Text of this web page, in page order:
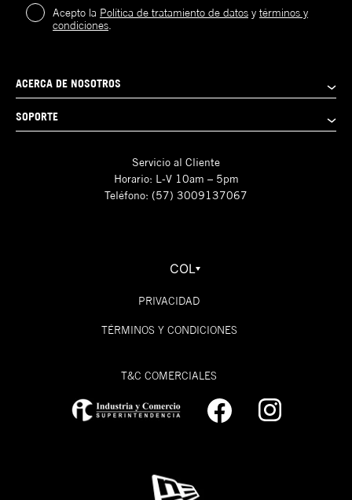
Acepto la Política de tratamiento de datos ytérminos y
condiciones
ACERCA DE NOSOTROS
SOPORTE
Servicio al Cliente
Horario: L-V 10am – 5pm
Teléfono: (57) 3009137067
COL
PRIVACIDAD
TÉRMINOS Y CONDICIONES
T&C COMERCIALES